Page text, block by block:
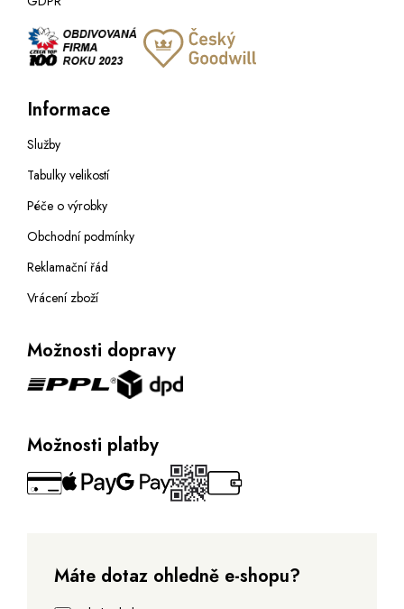
Informace
Služby
Tabulky velikostí
Péče o výrobky
Obchodní podmínky
Reklamační řád
Vrácení zboží
Možnosti dopravy
Možnosti platby
Máte dotaz ohledně e-shopu?